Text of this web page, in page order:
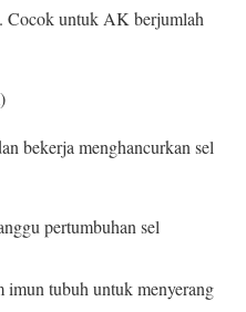
Cocok untuk AK berjumlah
bekerja menghancurkan sel
pertumbuhan sel
imun tubuh untuk menyerang